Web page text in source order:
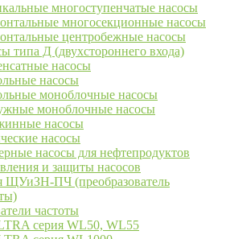
многоступенчатые насосы
многосекционные насосы
центробежные насосы
типа Д (двухстороннего входа)
насосы
насосы
моноблочные насосы
моноблочные насосы
насосы
насосы
насосы для нефтепродуктов
и защиты насосов
ЩУиЗН-ПЧ (преобразователь
частоты
cерия WL50, WL55